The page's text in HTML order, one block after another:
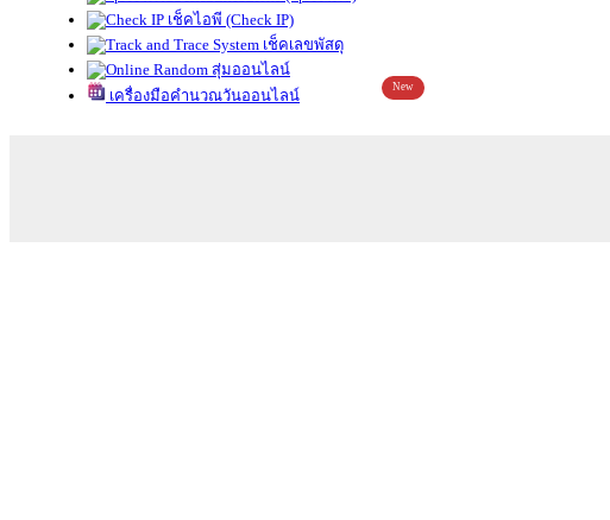
เช็คไอพี (Check IP)
เช็คเลขพัสดุ
สุ่มออนไลน์
เครื่องมือคำนวณวันออนไลน์
New